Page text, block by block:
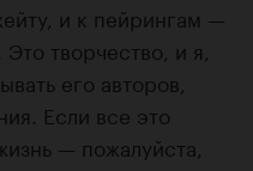
и к пейрингам —
творчество, и я,
его авторов,
Если все это
— пожалуйста,